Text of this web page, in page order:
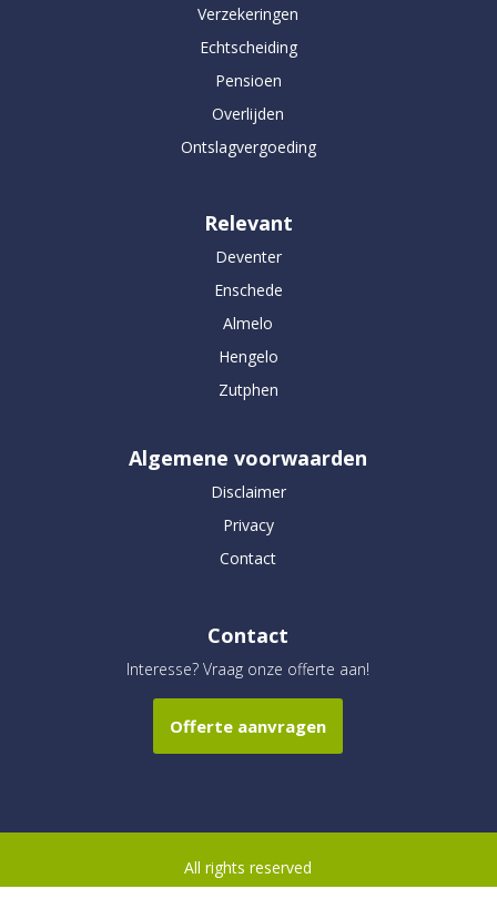
Verzekeringen
Echtscheiding
Pensioen
Overlijden
Ontslagvergoeding
Relevant
Deventer
Enschede
Almelo
Hengelo
Zutphen
Algemene voorwaarden
Disclaimer
Privacy
Contact
Contact
Interesse? Vraag onze offerte aan!
Offerte aanvragen
All rights reserved